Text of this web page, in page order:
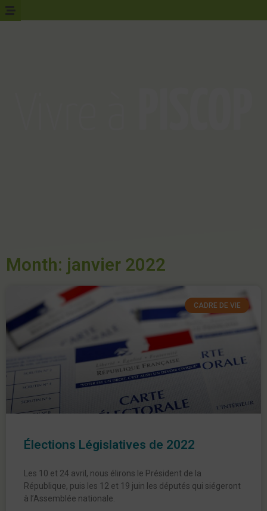
Month: janvier 2022
CADRE DE VIE
Élections Législatives de 2022
Les 10 et 24 avril, nous élirons le Président de la
République, puis les 12 et 19 juin les députés qui siégeront
à l’Assemblée nationale.